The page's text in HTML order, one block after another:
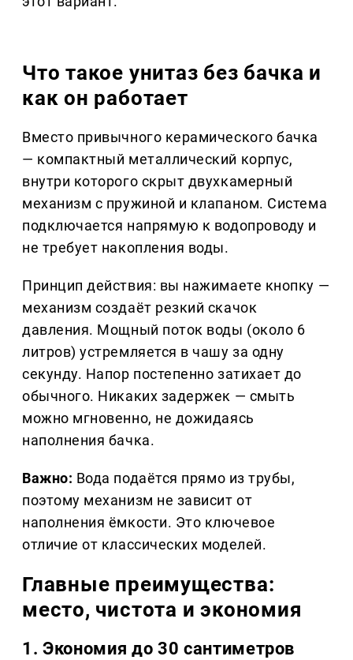
Что такое унитаз без бачка и
как он работает
Вместо привычного керамического бачка
— компактный металлический корпус,
внутри которого скрыт двухкамерный
механизм с пружиной и клапаном. Система
подключается напрямую к водопроводу и
не требует накопления воды.
Принцип действия: вы нажимаете кнопку —
механизм создаёт резкий скачок
давления. Мощный поток воды (около 6
литров) устремляется в чашу за одну
секунду. Напор постепенно затихает до
обычного. Никаких задержек — смыть
можно мгновенно, не дожидаясь
наполнения бачка.
Важно: Вода подаётся прямо из трубы,
поэтому механизм не зависит от
наполнения ёмкости. Это ключевое
отличие от классических моделей.
Главные преимущества:
место, чистота и экономия
1. Экономия до 30 сантиметров